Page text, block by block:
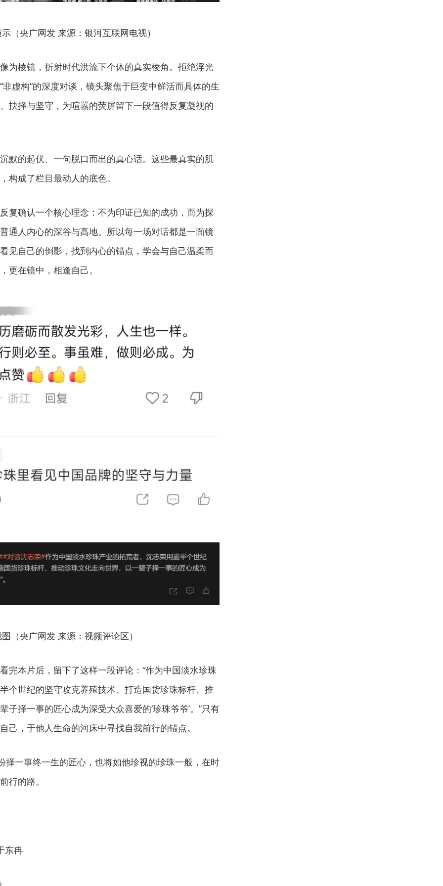
（央广网发 来源：银河互联网电视）
为棱镜，折射时代洪流下个体的真实棱角。拒绝浮光
虚构”的深度对谈，镜头聚焦于巨变中鲜活而具体的生
抉择与坚守，为喧嚣的荧屏留下一段值得反复凝视的
默的起伏、一句脱口而出的真心话。这些最真实的肌
构成了栏目最动人的底色。
复确认一个核心理念：不为印证已知的成功，而为探
通人内心的深谷与高地。所以每一场对话都是一面镜
见自己的倒影，找到内心的锚点，学会与自己温柔而
更在镜中，相逢自己。
（央广网发 来源：视频评论区）
完本片后，留下了这样一段评论：“作为中国淡水珍珠
个世纪的坚守攻克养殖技术、打造国货珍珠标杆、推
子择一事的匠心成为深受大众喜爱的‘珍珠爷爷’。”只有
己，于他人生命的河床中寻找自我前行的锚点。
择一事终一生的匠心，也将如他珍视的珍珠一般，在时
行的路。
东冉